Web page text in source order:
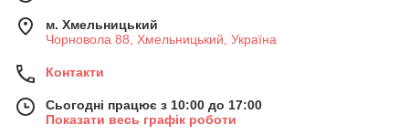
м. Хмельницький
Чорновола 88, Хмельницький, Україна
Контакти
Сьогодні працює з 10:00 до 17:00
Показати весь графік роботи